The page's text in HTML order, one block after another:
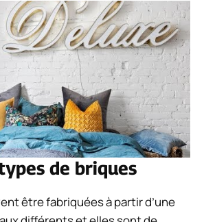
de briques
être fabriquées à partir d’une